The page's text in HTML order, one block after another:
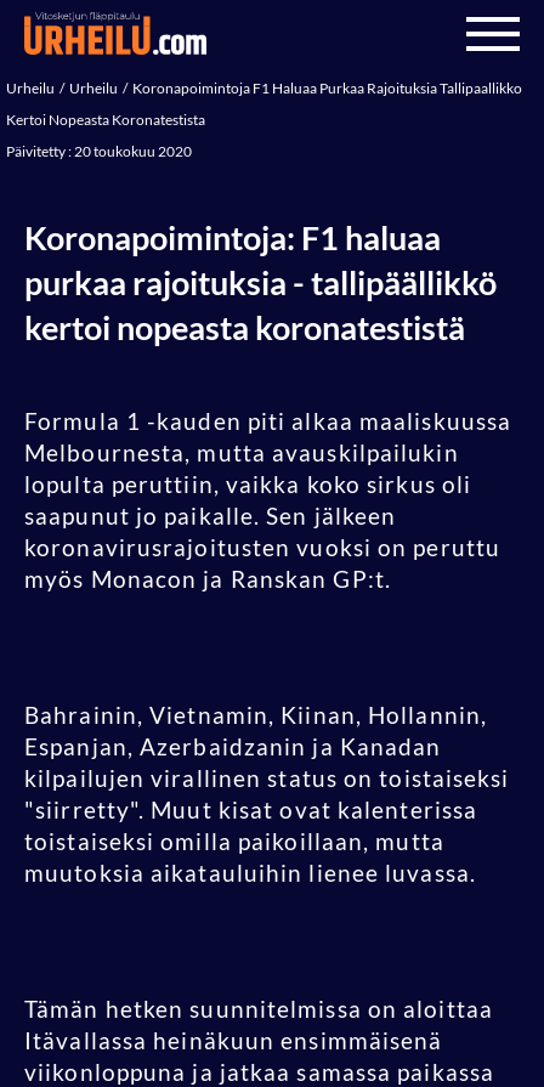
Urheilu Urheilu
Koronapoimintoja F1 Haluaa Purkaa Rajoituksia Tallipaallikko
Kertoi Nopeasta Koronatestista
Päivitetty : 20 toukokuu 2020
Koronapoimintoja: F1 haluaa
purkaa rajoituksia - tallipäällikkö
kertoi nopeasta koronatestistä
Formula 1 -kauden piti alkaa maaliskuussa
Melbournesta, mutta avauskilpailukin
lopulta peruttiin, vaikka koko sirkus oli
saapunut jo paikalle. Sen jälkeen
koronavirusrajoitusten vuoksi on peruttu
myös Monacon ja Ranskan GP:t.
Bahrainin, Vietnamin, Kiinan, Hollannin,
Espanjan, Azerbaidzanin ja Kanadan
kilpailujen virallinen status on toistaiseksi
"siirretty". Muut kisat ovat kalenterissa
toistaiseksi omilla paikoillaan, mutta
muutoksia aikatauluihin lienee luvassa.
Tämän hetken suunnitelmissa on aloittaa
Itävallassa heinäkuun ensimmäisenä
viikonloppuna ja jatkaa samassa paikassa